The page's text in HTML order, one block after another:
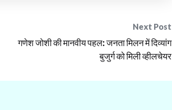
Next Post
गणेश जोशी की मानवीय पहल: जनता मिलन में दिव्यांग
बुजुर्ग को मिली व्हीलचेयर